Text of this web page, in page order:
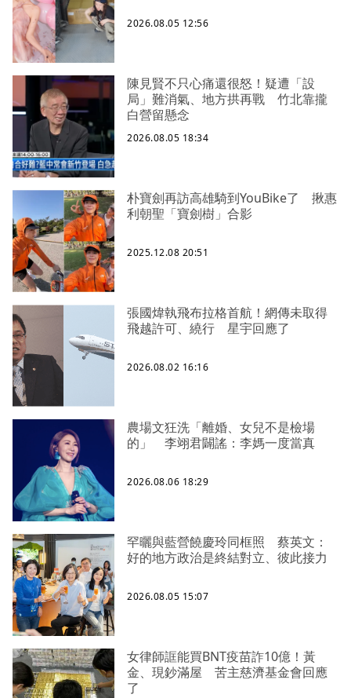
2026.08.05 12:56
陳見賢不只心痛還很怒！疑遭「設
局」難消氣、地方拱再戰 竹北靠攏
白營留懸念
2026.08.05 18:34
朴寶劍再訪高雄騎到YouBike了 揪惠
利朝聖「寶劍樹」合影
2025.12.08 20:51
張國煒執飛布拉格首航！網傳未取得
飛越許可、繞行 星宇回應了
2026.08.02 16:16
農場文狂洗「離婚、女兒不是檢場
的」 李翊君闢謠：李媽一度當真
2026.08.06 18:29
罕曬與藍營饒慶玲同框照 蔡英文：
好的地方政治是終結對立、彼此接力
2026.08.05 15:07
女律師誆能買BNT疫苗詐10億！黃
金、現鈔滿屋 苦主慈濟基金會回應
了